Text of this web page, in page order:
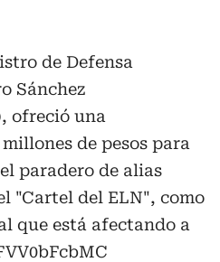
de Defensa
Sánchez
ofreció una
de pesos para
paradero de alias
"Cartel del ELN", como
que está afectando a